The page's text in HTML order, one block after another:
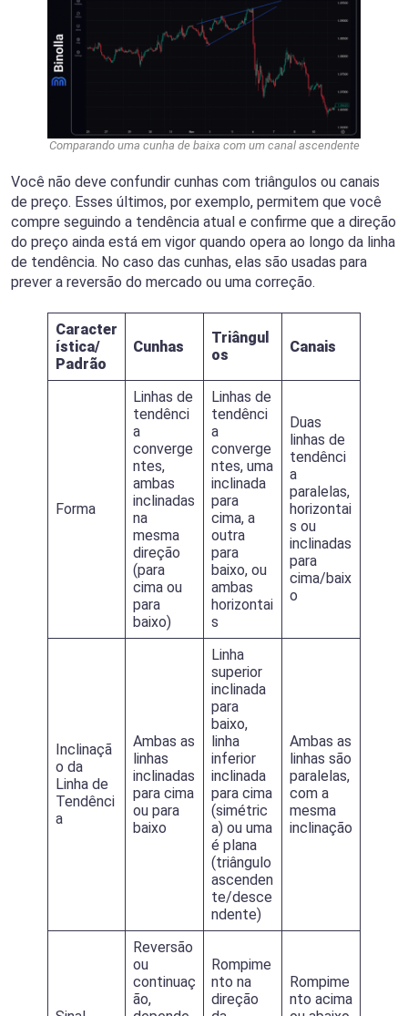
Comparando uma cunha de baixa com um canal ascendente
Você não deve confundir cunhas com triângulos ou canais
de preço. Esses últimos, por exemplo, permitem que você
compre seguindo a tendência atual e confirme que a direção
do preço ainda está em vigor quando opera ao longo da linha
de tendência. No caso das cunhas, elas são usadas para
prever a reversão do mercado ou uma correção.
Caracter
ística/
Padrão
Cunhas
Triângul
os
Canais
Forma
Linhas de
tendênci
a
converge
ntes,
ambas
inclinadas
na
mesma
direção
(para
cima ou
para
baixo)
Linhas de
tendênci
a
converge
ntes, uma
inclinada
para
cima, a
outra
para
baixo, ou
ambas
horizontai
s
Duas
linhas de
tendênci
a
paralelas,
horizontai
s ou
inclinadas
para
cima/baix
o
Inclinaçã
o da
Linha de
Tendênci
a
Ambas as
linhas
inclinadas
para cima
ou para
baixo
Linha
superior
inclinada
para
baixo,
linha
inferior
inclinada
para cima
(simétric
a) ou uma
é plana
(triângulo
ascenden
te/desce
ndente)
Ambas as
linhas são
paralelas,
com a
mesma
inclinação
Reversão
ou
continuaç
ão,
Rompime
nto na
direção
Rompime
nto acima